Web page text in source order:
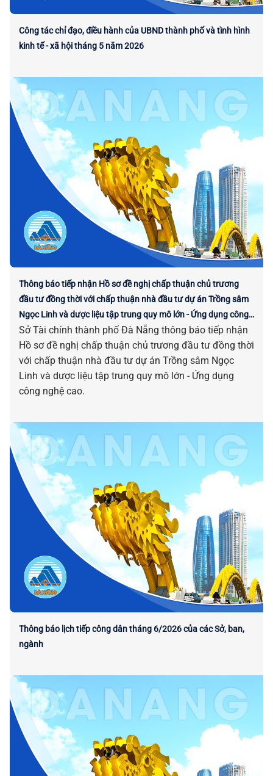
Công tác chỉ đạo, điều hành của UBND thành phố và tình hình
kinh tế - xã hội tháng 5 năm 2026
Thông báo tiếp nhận Hồ sơ đề nghị chấp thuận chủ trương
đầu tư đồng thời với chấp thuận nhà đầu tư dự án Trồng sâm
Ngọc Linh và dược liệu tập trung quy mô lớn - Ứng dụng công
nghệ cao
Sở Tài chính thành phố Đà Nẵng thông báo tiếp nhận
Hồ sơ đề nghị chấp thuận chủ trương đầu tư đồng thời
với chấp thuận nhà đầu tư dự án Trồng sâm Ngọc
Linh và dược liệu tập trung quy mô lớn - Ứng dụng
công nghệ cao.
Thông báo lịch tiếp công dân tháng 6/2026 của các Sở, ban,
ngành